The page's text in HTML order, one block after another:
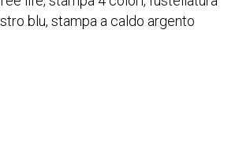
blu, stampa a caldo argento